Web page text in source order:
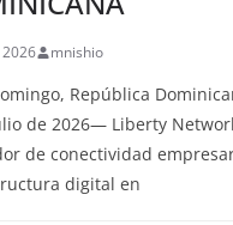
2026 mnishio
República
de 2026— Liberty
de conectividad
digital en